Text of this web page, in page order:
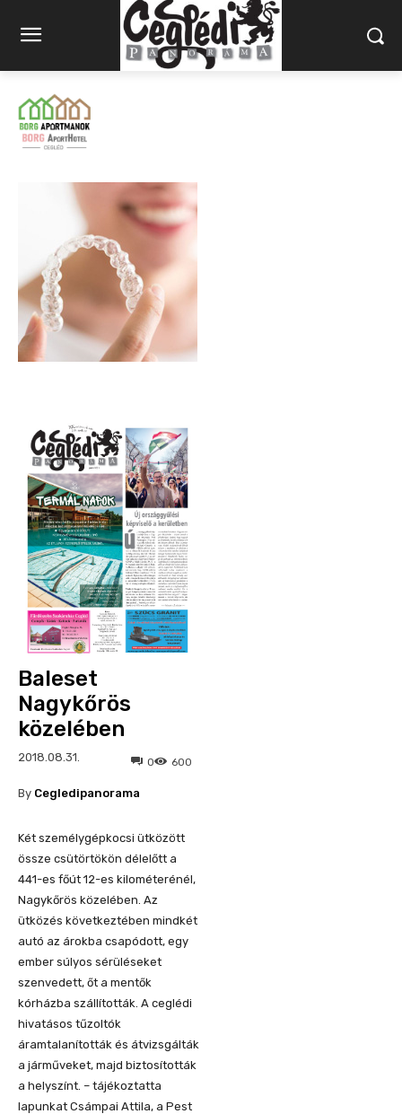
Baleset
Nagykőrös
közelében
2018.08.31. 600
0
By Cegledipanorama
Két személygépkocsi ütközött
össze csütörtökön délelőtt a
441-es főút 12-es kilométerénél,
Nagykőrös közelében. Az
ütközés következtében mindkét
autó az árokba csapódott, egy
ember súlyos sérüléseket
szenvedett, őt a mentők
kórházba szállították. A ceglédi
hivatásos tűzoltók
áramtalanították és átvizsgálták
a járműveket, majd biztosították
a helyszínt. – tájékoztatta
lapunkat Csámpai Attila, a Pest